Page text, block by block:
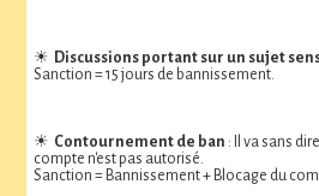
☀ Discussions portant sur un sujet
Sanction = 15 jours de bannissement.
☀ Contournement de ban : Il va sans
compte n'est pas autorisé.
Sanction = Bannissement + Blocage du